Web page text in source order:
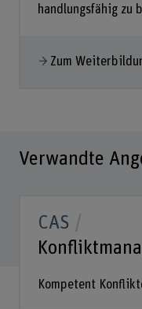
handlungsfähig zu
Zum
Verwandte
CAS
Kompetent